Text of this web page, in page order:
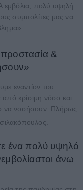
εμβόλια, πολύ υψηλή.
συμπολίτες μας να
&
εναντίον του
κρίσιμη νόσο και
να νοσήσουν. Πλήρως
ένα πολύ υψηλό
άνω